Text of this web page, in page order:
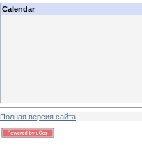
Calendar
Полная версия сайта